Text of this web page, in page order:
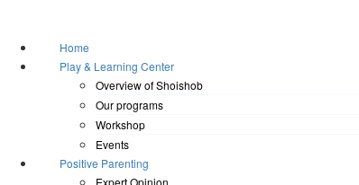
Home
Play & Learning Center
Overview of Shoishob
Our programs
Workshop
Events
Positive Parenting